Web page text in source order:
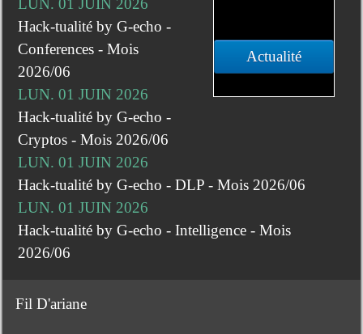
Actualité
LUN. 01 JUIN 2026
Hack-tualité by G-echo -
Conferences - Mois
2026/06
LUN. 01 JUIN 2026
Hack-tualité by G-echo -
Cryptos - Mois 2026/06
LUN. 01 JUIN 2026
Hack-tualité by G-echo - DLP - Mois 2026/06
LUN. 01 JUIN 2026
Hack-tualité by G-echo - Intelligence - Mois
2026/06
Fil D'ariane